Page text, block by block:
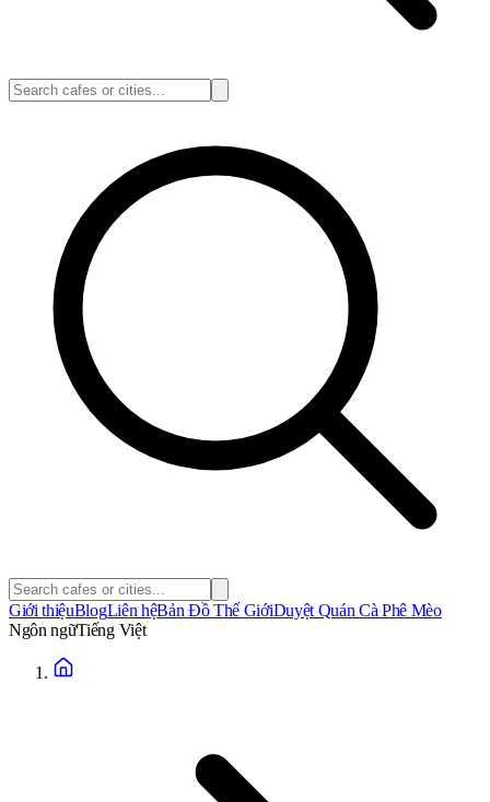
Giới thiệuBlogLiên hệBản Đồ Thế GiớiDuyệt Quán Cà Phê Mèo
Ngôn ngữTiếng Việt